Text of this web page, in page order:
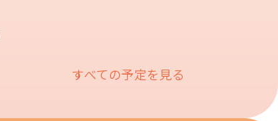
すべての予定を見る